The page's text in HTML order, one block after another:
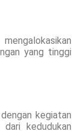
yang tinggi
kegiatan
kedudukan